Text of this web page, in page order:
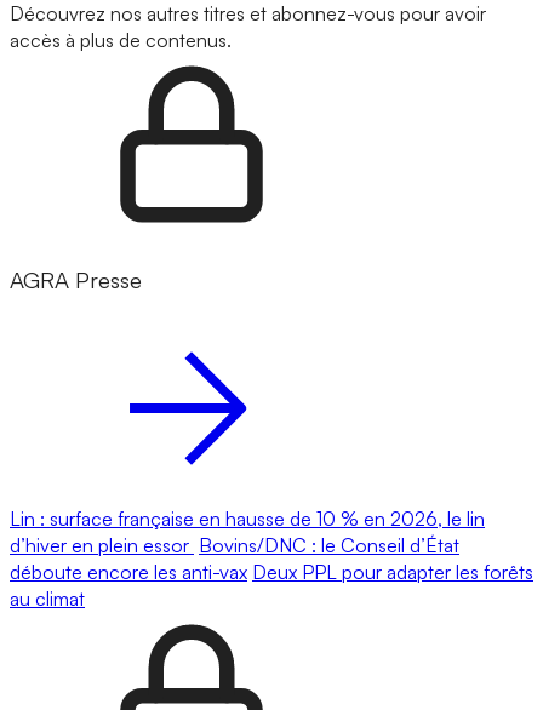
Découvrez nos autres titres et abonnez-vous pour avoir
accès à plus de contenus.
AGRA Presse
Lin : surface française en hausse de 10 % en 2026, le lin
d’hiver en plein essor Bovins/DNC : le Conseil d’État
déboute encore les anti-vax Deux PPL pour adapter les forêts
au climat